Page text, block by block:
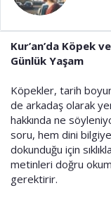
a
i
i
Kur’an’da Köpek
Günlük Yaşam
Köpekler, tarih
de arkadaş olarak
hakkında ne
soru, hem dini
dokunduğu için
metinleri doğru
gerektirir.